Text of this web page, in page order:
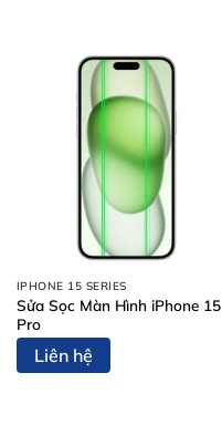
IPHONE 15 SERIES
Sửa Sọc Màn Hình iPhone 15
Pro
Liên hệ